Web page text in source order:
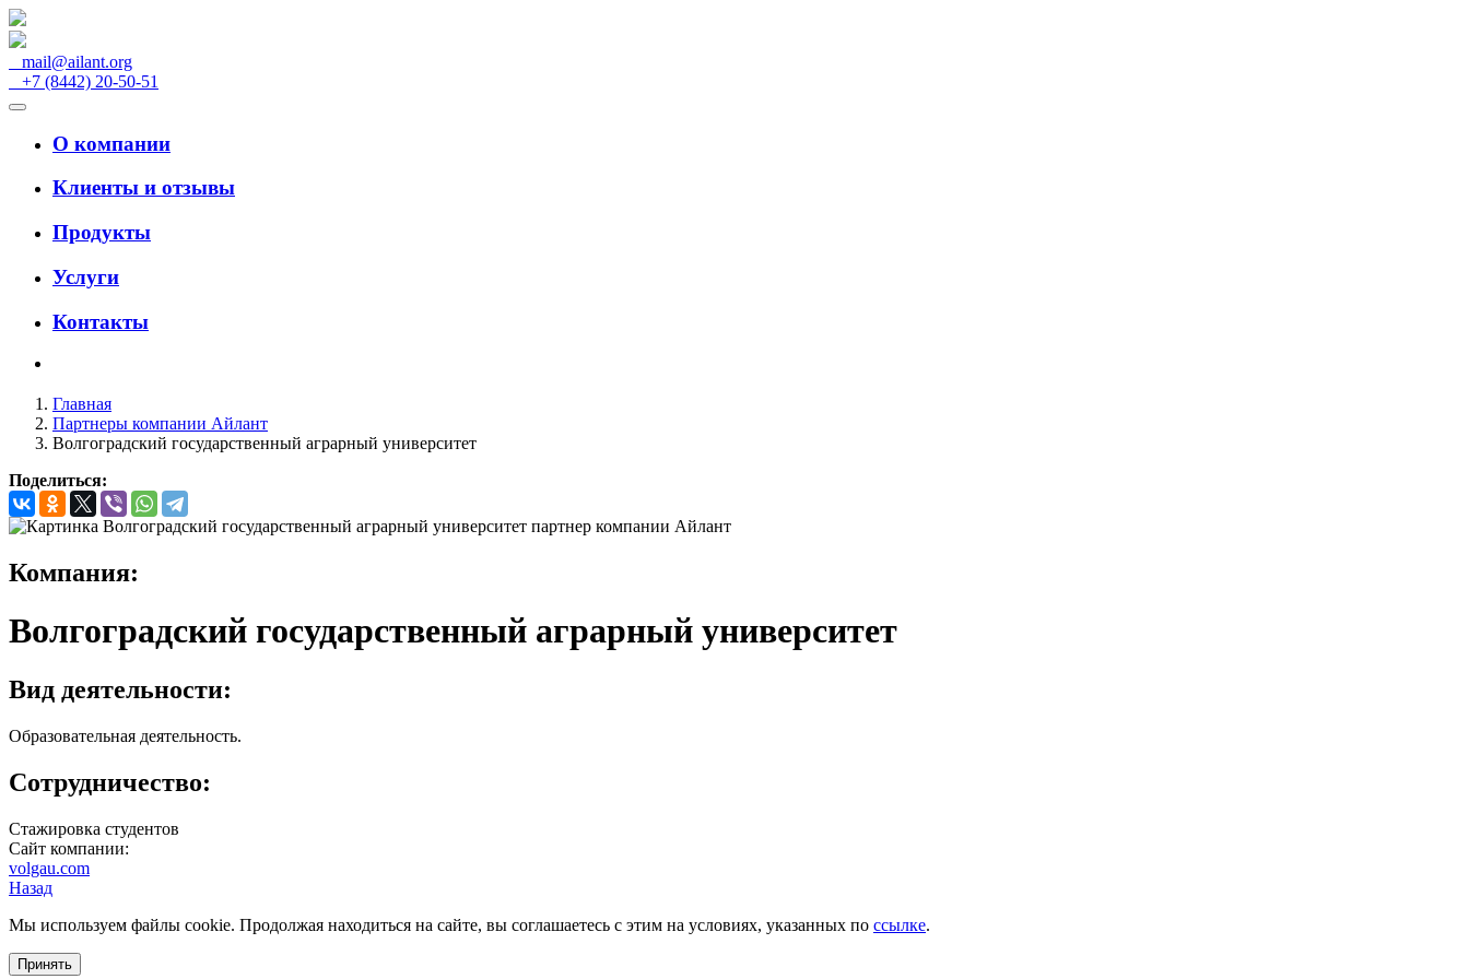
mail@ailant.org
+7 (8442) 20-50-51
О компании
Клиенты и отзывы
Продукты
Услуги
Контакты
Главная
Партнеры компании Айлант
Волгоградский государственный аграрный университет
Поделиться:
Компания:
Волгоградский государственный аграрный университет
Вид деятельности:
Образовательная деятельность.
Сотрудничество:
Стажировка студентов
Сайт компании:
volgau.com
Назад
Мы используем файлы cookie. Продолжая находиться на сайте, вы соглашаетесь с этим на условиях, указанных по ссылке.
Принять